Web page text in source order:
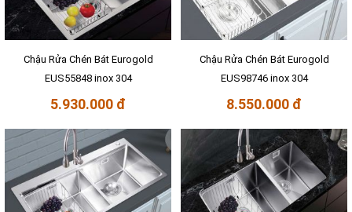
Chậu Rửa Chén Bát Eurogold
EUS55848 inox 304
5.930.000 đ
Chậu Rửa Chén Bát Eurogold
EUS98746 inox 304
8.550.000 đ